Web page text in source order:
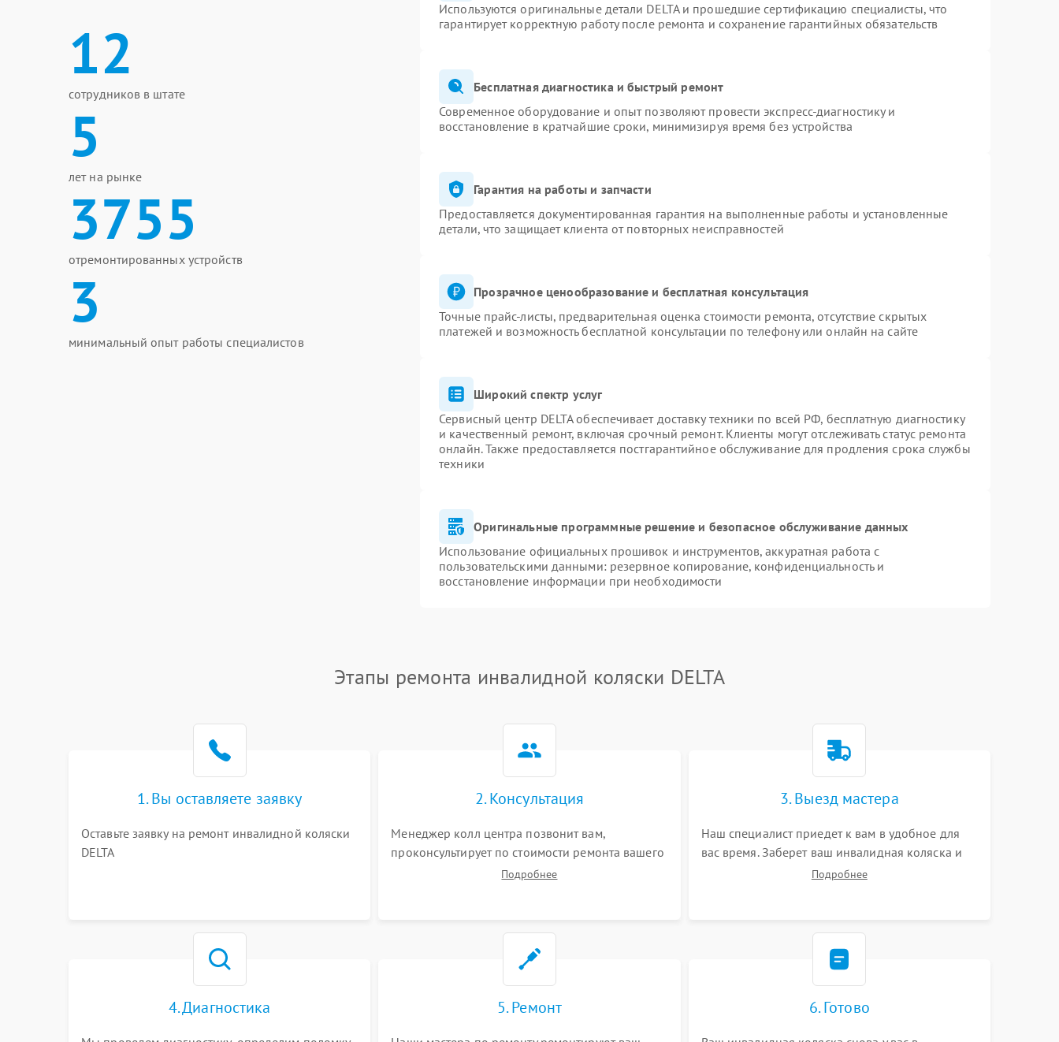
12
сотрудников в штате
5
лет на рынке
3755
отремонтированных устройств
3
минимальный опыт работы специалистов
Используются оригинальные детали DELTA и прошедшие сертификацию специалисты, что
гарантирует корректную работу после ремонта и сохранение гарантийных обязательств
Бесплатная диагностика и быстрый ремонт
Современное оборудование и опыт позволяют провести экспресс-диагностику и
восстановление в кратчайшие сроки, минимизируя время без устройства
Гарантия на работы и запчасти
Предоставляется документированная гарантия на выполненные работы и установленные
детали, что защищает клиента от повторных неисправностей
Прозрачное ценообразование и бесплатная консультация
Точные прайс-листы, предварительная оценка стоимости ремонта, отсутствие скрытых
платежей и возможность бесплатной консультации по телефону или онлайн на сайте
Широкий спектр услуг
Сервисный центр DELTA обеспечивает доставку техники по всей РФ, бесплатную диагностику
и качественный ремонт, включая срочный ремонт. Клиенты могут отслеживать статус ремонта
онлайн. Также предоставляется постгарантийное обслуживание для продления срока службы
техники
Оригинальные программные решение и безопасное обслуживание данных
Использование официальных прошивок и инструментов, аккуратная работа с
пользовательскими данными: резервное копирование, конфиденциальность и
восстановление информации при необходимости
Этапы ремонта инвалидной коляски DELTA
1. Вы оставляете заявку
Оставьте заявку на ремонт инвалидной коляски
DELTA
2. Консультация
Менеджер колл центра позвонит вам,
проконсультирует по стоимости ремонта вашего
инвалидной коляски а также ответит на все
Подробнее
3. Выезд мастера
Наш специалист приедет к вам в удобное для
вас время. Заберет ваш инвалидная коляска и
привезет на склад для диагностики.
Подробнее
4. Диагностика 5. Ремонт 6. Готово